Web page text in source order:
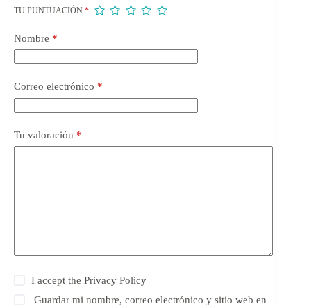
TU PUNTUACIÓN *
Nombre *
Correo electrónico *
Tu valoración *
I accept thePrivacy Policy
Guardar mi nombre, correo electrónico y sitio web en